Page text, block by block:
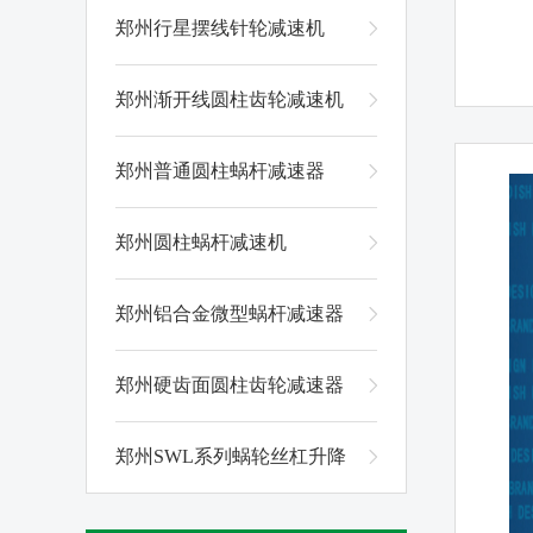
郑州行星摆线针轮减速机
郑州渐开线圆柱齿轮减速机
郑州普通圆柱蜗杆减速器
郑州圆柱蜗杆减速机
郑州铝合金微型蜗杆减速器
郑州硬齿面圆柱齿轮减速器
郑州SWL系列蜗轮丝杠升降
机